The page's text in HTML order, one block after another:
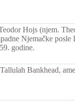
Hojs (njem.
Njemačke posle
godine.
Bankhead,